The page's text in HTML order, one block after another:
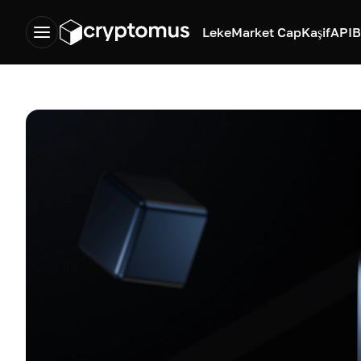
LekeMarket CapKaşifAPI